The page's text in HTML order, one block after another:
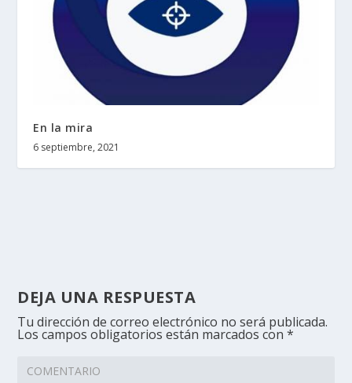
En la mira
6 septiembre, 2021
DEJA UNA RESPUESTA
Tu dirección de correo electrónico no será publicada.
Los campos obligatorios están marcados con*